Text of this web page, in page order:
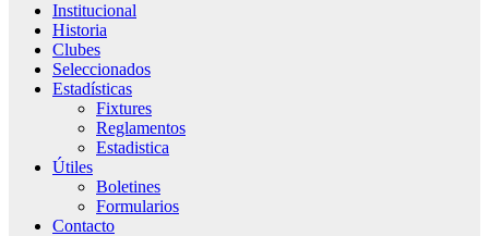
Institucional
Historia
Clubes
Seleccionados
Estadísticas
Fixtures
Reglamentos
Estadistica
Útiles
Boletines
Formularios
Contacto